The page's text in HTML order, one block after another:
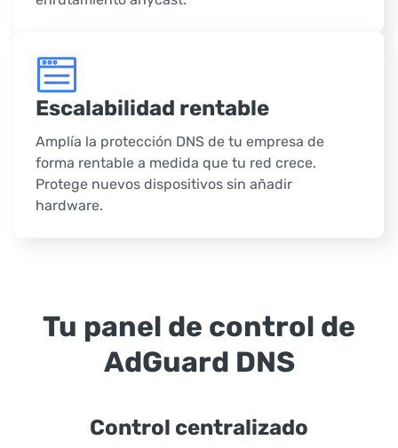
Escalabilidad rentable
Amplía la protección DNS de tu empresa de
forma rentable a medida que tu red crece.
Protege nuevos dispositivos sin añadir
hardware.
Tu panel de control de
AdGuard DNS
Control centralizado